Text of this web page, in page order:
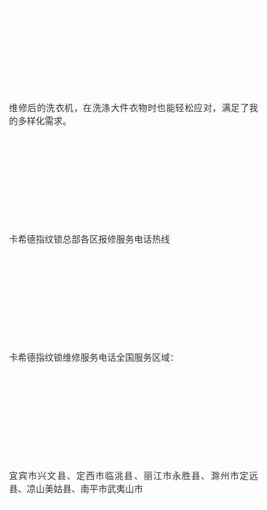
维修后的洗衣机，在洗涤大件衣物时也能轻松应对，满足了我
的多样化需求。
卡希德指纹锁总部各区报修服务电话热线
卡希德指纹锁维修服务电话全国服务区域：
宜宾市兴文县、定西市临洮县、丽江市永胜县、滁州市定远
县、凉山美姑县、南平市武夷山市